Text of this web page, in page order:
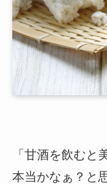
「甘酒を飲むと
本当かなぁ？と